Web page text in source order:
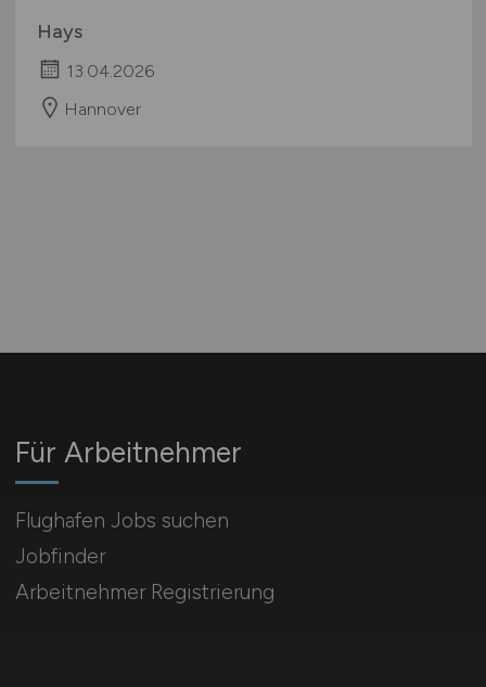
Hays
13.04.2026
Hannover
Für Arbeitnehmer
Flughafen Jobs suchen
Jobfinder
Arbeitnehmer Registrierung